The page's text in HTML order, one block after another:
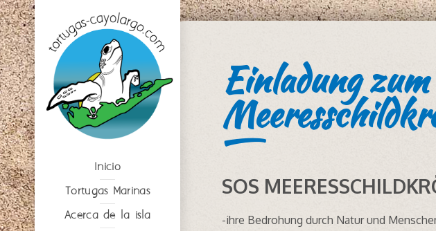
Inicio
Tortugas Marinas
Acerca de la isla
Einladung
SOS
-ihre Bedrohung durch Natur und